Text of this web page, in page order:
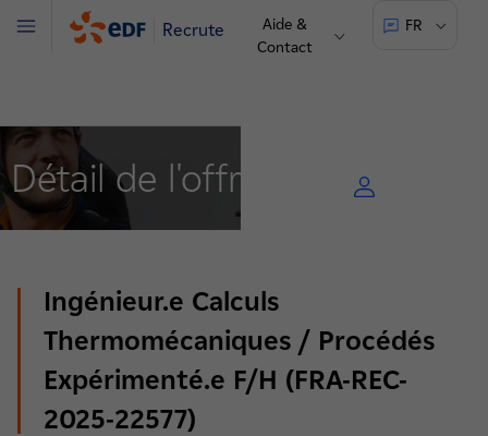
Recrute
Aide &
Contact
FR
Menu
Détail de l'offre
Ingénieur.e Calculs
Thermomécaniques / Procédés
Expérimenté.e F/H (FRA-REC-
2025-22577)